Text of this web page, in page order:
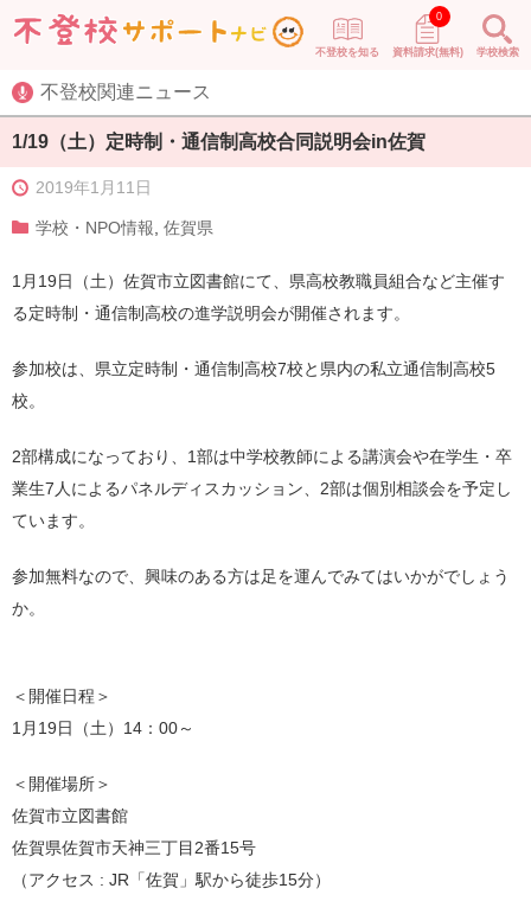
不登校を知る 資料請求(無料)
0
学校検索
不登校関連ニュース
1/19（土）定時制・通信制高校合同説明会in佐賀
2019年1月11日
学校・NPO情報 佐賀県
1月19日（土）佐賀市立図書館にて、県高校教職員組合など主催す
る定時制・通信制高校の進学説明会が開催されます。
参加校は、県立定時制・通信制高校7校と県内の私立通信制高校5
校。
2部構成になっており、1部は中学校教師による講演会や在学生・卒
業生7人によるパネルディスカッション、2部は個別相談会を予定し
ています。
参加無料なので、興味のある方は足を運んでみてはいかがでしょう
か。
＜開催日程＞
1月19日（土）14：00～
＜開催場所＞
佐賀市立図書館
佐賀県佐賀市天神三丁目2番15号
（アクセス : JR「佐賀」駅から徒歩15分）